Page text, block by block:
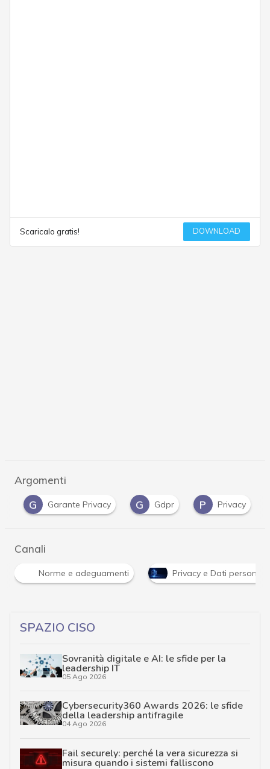
Scaricalo gratis! DOWNLOAD
Argomenti
G Garante Privacy G Gdpr P Privacy
Canali
Norme e adeguamenti Privacy e Dati personali
SPAZIO CISO
Sovranità digitale e AI: le sfide per la
leadership IT
05 Ago 2026
Cybersecurity360 Awards 2026: le sfide
della leadership antifragile
04 Ago 2026
Fail securely: perché la vera sicurezza si
misura quando i sistemi falliscono